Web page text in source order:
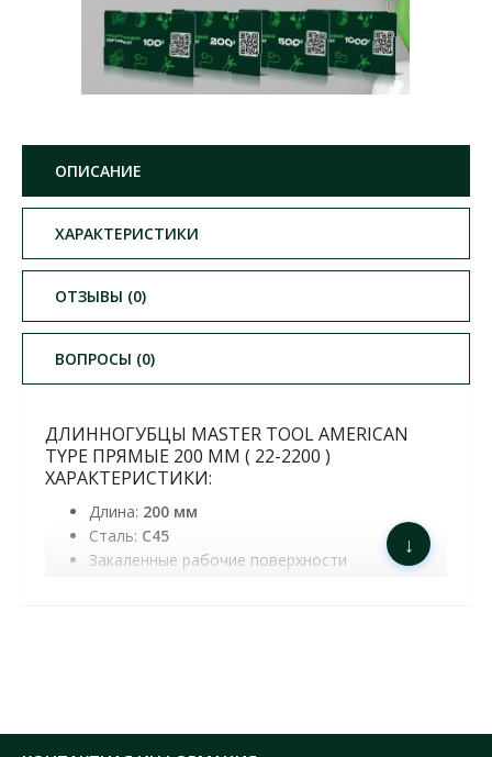
ОПИСАНИЕ
ХАРАКТЕРИСТИКИ
ОТЗЫВЫ (0)
ВОПРОСЫ (0)
ДЛИННОГУБЦЫ MASTER TOOL AMERICAN
TYPE ПРЯМЫЕ 200 ММ ( 22-2200 )
ХАРАКТЕРИСТИКИ:
Длина: 200 мм
Сталь: С45
Закаленные рабочие поверхности
↓